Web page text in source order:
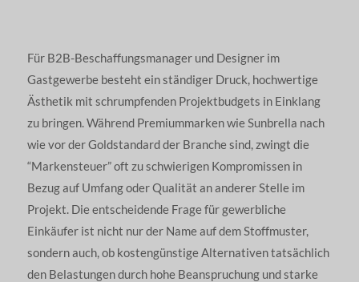
Für B2B-Beschaffungsmanager und Designer im
Gastgewerbe besteht ein ständiger Druck, hochwertige
Ästhetik mit schrumpfenden Projektbudgets in Einklang
zu bringen. Während Premiummarken wie Sunbrella nach
wie vor der Goldstandard der Branche sind, zwingt die
“Markensteuer” oft zu schwierigen Kompromissen in
Bezug auf Umfang oder Qualität an anderer Stelle im
Projekt. Die entscheidende Frage für gewerbliche
Einkäufer ist nicht nur der Name auf dem Stoffmuster,
sondern auch, ob kostengünstige Alternativen tatsächlich
den Belastungen durch hohe Beanspruchung und starke